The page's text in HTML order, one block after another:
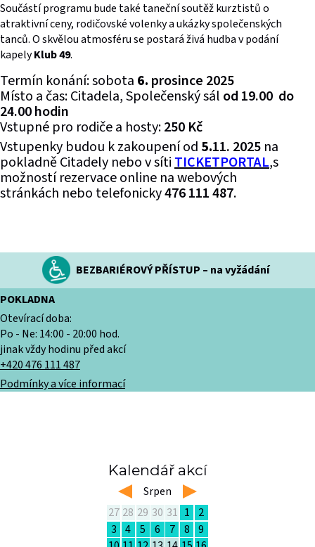
BEZBARIÉROVÝ PŘÍSTUP – na vyžádání
POKLADNA
Otevírací doba:
Po - Ne: 14:00 - 20:00 hod.
jinak vždy hodinu před akcí
+420 476 111 487
Podmínky a více informací
Součástí programu bude také taneční soutěž kurztistů o
atraktivní ceny, rodičovské volenky a ukázky společenských
tanců. O skvělou atmosféru se postará živá hudba v podání
kapelyKlub 49.
Termín konání: sobota 6. prosince 2025
Místo a čas: Citadela, Společenský sál od 19.00 do
24.00 hodin
Vstupné pro rodiče a hosty:250 Kč
Vstupenky budou k zakoupení od 5.11. 2025 na
pokladně Citadely nebo v sítiTICKETPORTAL,s
možností rezervace online na webových
stránkách nebo telefonicky476 111 487.
Kalendář akcí
left Srpen right
27 28 29 30 31 1
2
3
4 5 6 7 8
9